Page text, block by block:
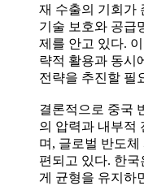
재 수출의 기회가
기술 보호와 공급
제를 안고 있다.
략적 활용과 동시
전략을 추진할 필
결론적으로 중국
의 압력과 내부적
며, 글로벌 반도
편되고 있다. 한
게 균형을 유지하